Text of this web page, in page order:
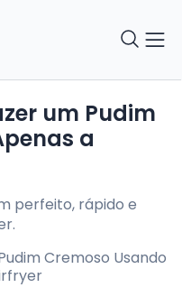
a
perfeito, rápido e